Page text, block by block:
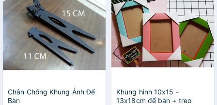
Chân Chống Khung Ảnh Để
Bàn
Khung hình 10x15 -
13x18cm để bàn + treo